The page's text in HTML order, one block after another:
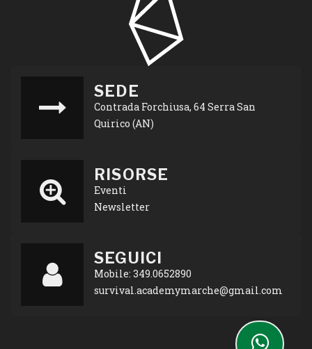
SEDE
Contrada Forchiusa, 64 Serra San
Quirico (AN)
RISORSE
Eventi
Newsletter
SEGUICI
Mobile: 349.0652890
survival.academymarche@gmail.com